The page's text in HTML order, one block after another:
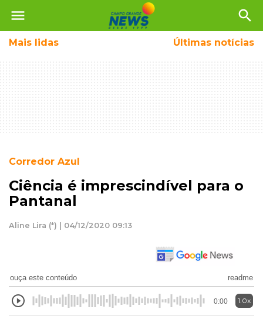
menu search
Mais lidas Últimas notícias
Corredor Azul
Ciência é imprescindível para o
Pantanal
Aline Lira (*) | 04/12/2020 09:13
ouça este conteúdo readme
0:00 1.0x